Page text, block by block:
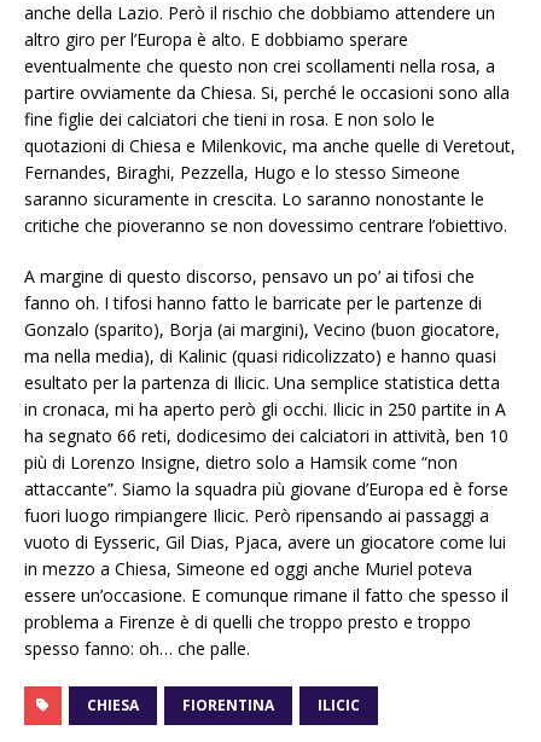
anche della Lazio. Però il rischio che dobbiamo attendere un
altro giro per l’Europa è alto. E dobbiamo sperare
eventualmente che questo non crei scollamenti nella rosa, a
partire ovviamente da Chiesa. Si, perché le occasioni sono alla
fine figlie dei calciatori che tieni in rosa. E non solo le
quotazioni di Chiesa e Milenkovic, ma anche quelle di Veretout,
Fernandes, Biraghi, Pezzella, Hugo e lo stesso Simeone
saranno sicuramente in crescita. Lo saranno nonostante le
critiche che pioveranno se non dovessimo centrare l’obiettivo.
A margine di questo discorso, pensavo un po’ ai tifosi che
fanno oh. I tifosi hanno fatto le barricate per le partenze di
Gonzalo (sparito), Borja (ai margini), Vecino (buon giocatore,
ma nella media), di Kalinic (quasi ridicolizzato) e hanno quasi
esultato per la partenza di Ilicic. Una semplice statistica detta
in cronaca, mi ha aperto però gli occhi. Ilicic in 250 partite in A
ha segnato 66 reti, dodicesimo dei calciatori in attività, ben 10
più di Lorenzo Insigne, dietro solo a Hamsik come “non
attaccante”. Siamo la squadra più giovane d’Europa ed è forse
fuori luogo rimpiangere Ilicic. Però ripensando ai passaggi a
vuoto di Eysseric, Gil Dias, Pjaca, avere un giocatore come lui
in mezzo a Chiesa, Simeone ed oggi anche Muriel poteva
essere un’occasione. E comunque rimane il fatto che spesso il
problema a Firenze è di quelli che troppo presto e troppo
spesso fanno: oh… che palle.
CHIESA FIORENTINA ILICIC